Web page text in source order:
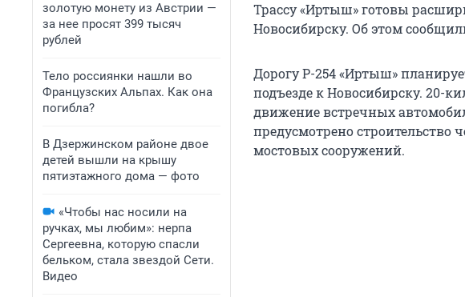
золотую монету из Австрии —
за нее просят 399 тысяч
рублей
Тело россиянки нашли во
Французских Альпах. Как она
погибла?
В Дзержинском районе двое
детей вышли на крышу
пятиэтажного дома — фото
«Чтобы нас носили на
ручках, мы любим»: нерпа
Сергеевна, которую спасли
бельком, стала звездой Сети.
Видео
Трассу «Иртыш» готовы
Новосибирску. Об этом
Дорогу Р-254 «Иртыш»
подъезде к Новосибирску. 20-
движение встречных
предусмотрено строительство
мостовых сооружений.